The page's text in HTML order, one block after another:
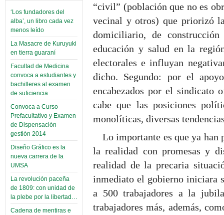
‘Los fundadores del
alba’, un libro cada vez
menos leído
La Masacre de Kuruyuki
en tierra guaraní
Facultad de Medicina
convoca a estudiantes y
bachilleres al examen
de suficiencia
Convoca a Curso
Prefacultativo y Examen
de Dispensación
gestión 2014
Diseño Gráfico es la
nueva carrera de la
UMSA
La revolución paceña
de 1809: con unidad de
la plebe por la libertad…
Cadena de mentiras e
“civil” (población que no es
vecinal y otros) que priorizó
domiciliario, de
educación y salud en la
electorales e influyan
dicho. Segundo: por el
encabezados por el sindicato
cabe que las posiciones
monolíticas, diversas
Lo importante es que ya han
la realidad con promesas y
realidad de la precaria
inmediato el gobierno iniciara
a 500 trabajadores a la
trabajadores más, además,